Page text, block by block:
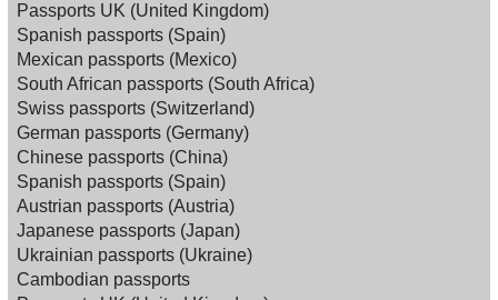
Passports UK (United Kingdom)
Spanish passports (Spain)
Mexican passports (Mexico)
South African passports (South Africa)
Swiss passports (Switzerland)
German passports (Germany)
Chinese passports (China)
Spanish passports (Spain)
Austrian passports (Austria)
Japanese passports (Japan)
Ukrainian passports (Ukraine)
Cambodian passports